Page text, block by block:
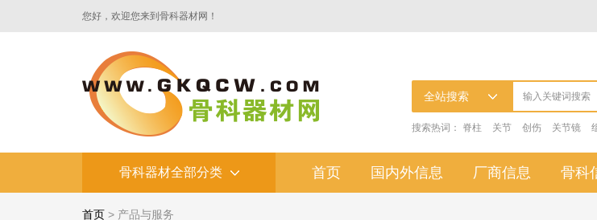
您好，欢迎您来到骨科器材网！
搜索热词： 脊柱 关节 创伤 关节镜
骨科器材全部分类 首页 国内外信息 厂商信息 骨科
首页 > 产品与服务